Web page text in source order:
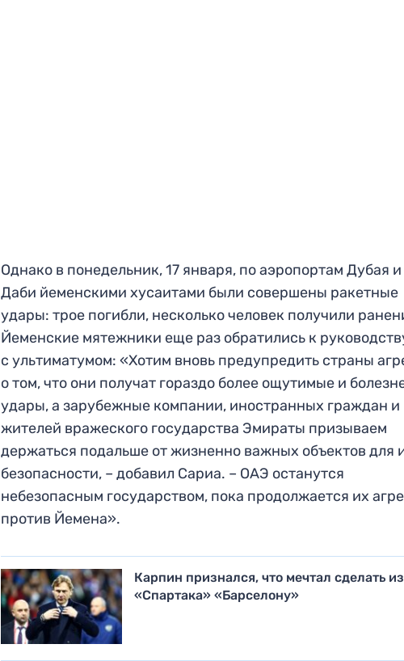
Однако в понедельник, 17 января, по аэропортам Дубая
Даби йеменскими хусаитами были совершены ракетные
удары: трое погибли, несколько человек получили
Йеменские мятежники еще раз обратились к
с ультиматумом: «Хотим вновь предупредить страны
о том, что они получат гораздо более ощутимые и
удары, а зарубежные компании, иностранных граждан и
жителей вражеского государства Эмираты призываем
держаться подальше от жизненно важных объектов для
безопасности, – добавил Сариа. – ОАЭ останутся
небезопасным государством, пока продолжается их
против Йемена».
Карпин признался, что мечтал сделать из
«Спартака» «Барселону»